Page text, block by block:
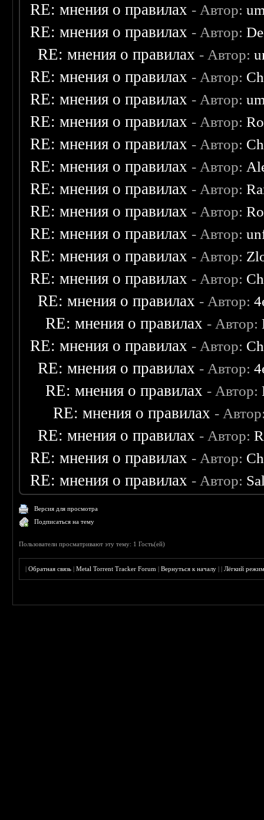
RE: мнения о правилах - Автор:
RE: мнения о правилах - Автор:
RE: мнения о правилах - Автор:
RE: мнения о правилах - Автор:
RE: мнения о правилах - Автор:
RE: мнения о правилах - Автор:
RE: мнения о правилах - Автор:
RE: мнения о правилах - Автор:
RE: мнения о правилах - Автор:
RE: мнения о правилах - Автор:
RE: мнения о правилах - Автор:
RE: мнения о правилах - Автор:
RE: мнения о правилах - Автор:
RE: мнения о правилах - Автор:
RE: мнения о правилах - Автор:
RE: мнения о правилах - Автор:
RE: мнения о правилах - Автор:
RE: мнения о правилах - Автор:
RE: мнения о правилах -
RE: мнения о правилах - Автор:
RE: мнения о правилах - Автор:
RE: мнения о правилах - Автор:
Версия для просмотра
Подписаться на тему
Пользователи просматривают эту тему: 1 Гость(ей)
|Обратная связь |Metal Torrent Tracker Forum |Вернуться к началу ||Лёгкий